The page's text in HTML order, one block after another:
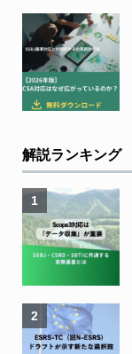
解説ランキング
1
2